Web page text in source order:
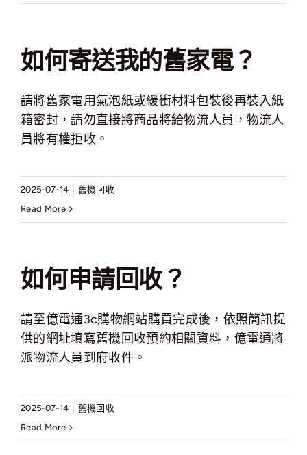
如何寄送我的舊家電？
請將舊家電用氣泡紙或緩衝材料包裝後再裝入紙
箱密封，請勿直接將商品將給物流人員，物流人
員將有權拒收。
2025-07-14
舊機回收
Read More
如何申請回收？
請至億電通3c購物網站購買完成後，依照簡訊提
供的網址填寫舊機回收預約相關資料，億電通將
派物流人員到府收件。
2025-07-14
舊機回收
Read More